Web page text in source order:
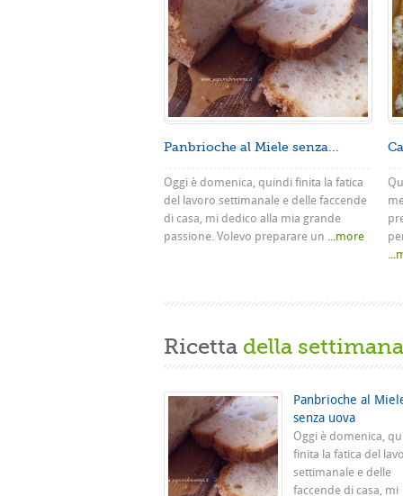
Panbrioche al Miele senza...
Oggi è domenica, quindi finita la fatica
del lavoro settimanale e delle faccende
di casa, mi dedico alla mia grande
passione. Volevo preparare un ...more
Ricetta della settimana
Panbrioche al
senza uova
Oggi è domenica,
finita la fatica del
settimanale e delle
faccende di casa, mi